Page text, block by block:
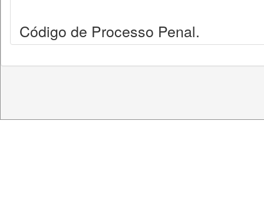
Código de Processo Penal.